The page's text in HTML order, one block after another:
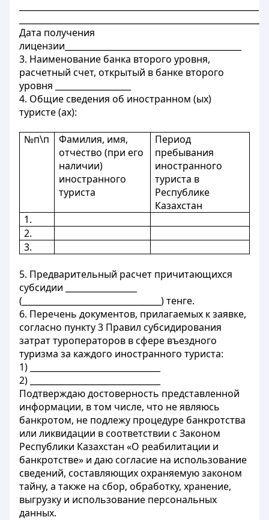
Дата получения
лицензии__________________________________________
3. Наименование банка второго уровня,
расчетный счет, открытый в банке второго
уровня __________________
4. Общие сведения об иностранном (ых)
туристе (ах):
№п\п
Фамилия, имя,
отчество (при его
наличии)
иностранного
туриста
Период
пребывания
иностранного
туриста в
Республике
Казахстан
1.
2.
3.
5. Предварительный расчет причитающихся
субсидии _________________
(_________________________________) тенге.
6. Перечень документов, прилагаемых к заявке,
согласно пункту 3 Правил субсидирования
затрат туроператоров в сфере въездного
туризма за каждого иностранного туриста:
1) _______________________________
2) _______________________________
Подтверждаю достоверность представленной
информации, в том числе, что не являюсь
банкротом, не подлежу процедуре банкротства
или ликвидации в соответствии с Законом
Республики Казахстан «О реабилитации и
банкротстве» и даю согласие на использование
сведений, составляющих охраняемую законом
тайну, а также на сбор, обработку, хранение,
выгрузку и использование персональных
данных.